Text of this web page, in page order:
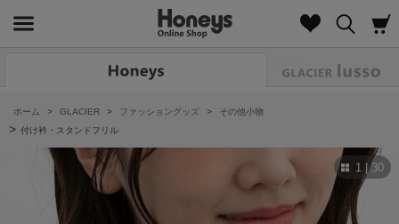
ホーム > GLACIER > ファッショングッズ > その他小物
> 付け衿・スタンドフリル
1 | 30